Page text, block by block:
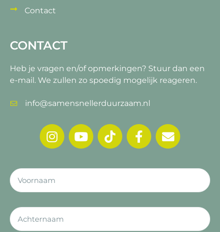
Contact
CONTACT
Heb je vragen en/of opmerkingen? Stuur dan een
e-mail. We zullen zo spoedig mogelijk reageren.
info@samensnellerduurzaam.nl